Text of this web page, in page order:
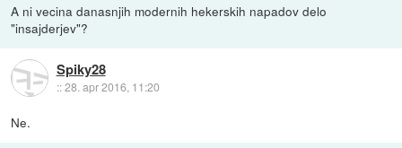
A ni vecina danasnjih modernih hekerskih napadov delo
"insajderjev"?
Spiky28
::28. apr 2016, 11:20
Ne.